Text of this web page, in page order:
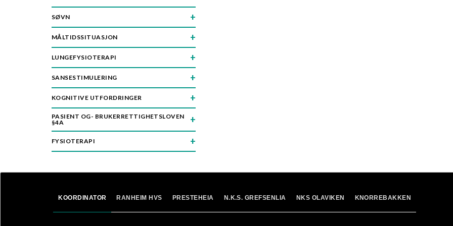
SØVN
MÅLTIDSSITUASJON
LUNGEFYSIOTERAPI
SANSESTIMULERING
KOGNITIVE UTFORDRINGER
PASIENT OG- BRUKERRETTIGHETSLOVEN
§4A
FYSIOTERAPI
KOORDINATOR RANHEIM HVS PRESTEHEIA N.K.S. GREFSENLIA NKS OLAVIKEN KNORREBAKKEN